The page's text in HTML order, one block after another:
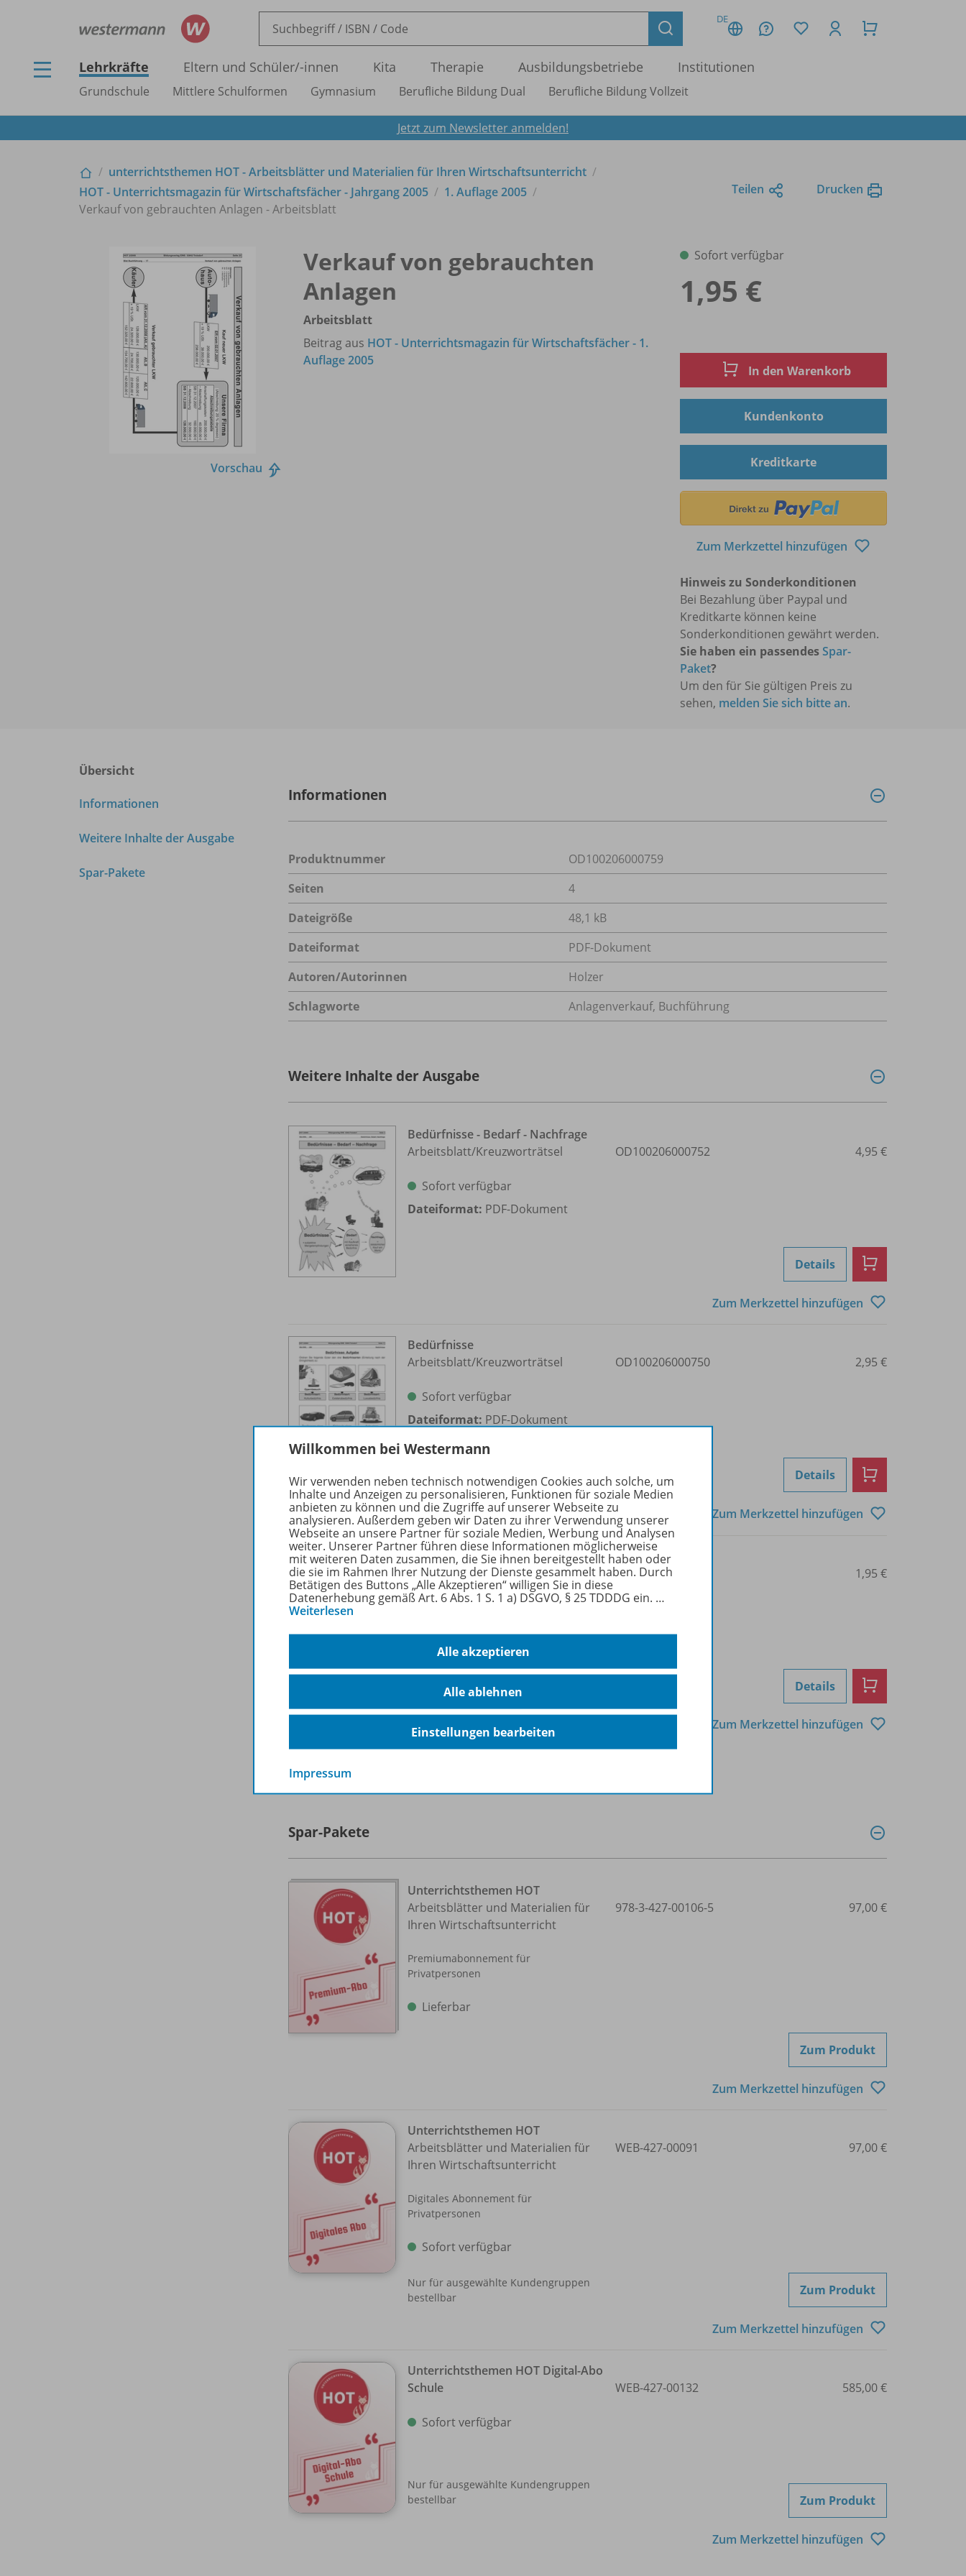
DE
Lehrkräfte Eltern und Schüler/-innen Kita Therapie Ausbildungsbetriebe Institutionen
Grundschule Mittlere Schulformen Gymnasium Berufliche Bildung Dual Berufliche Bildung Vollzeit
Jetzt zum Newsletter anmelden!
unterrichtsthemen HOT - Arbeitsblätter und Materialien für Ihren Wirtschaftsunterricht
HOT - Unterrichtsmagazin für Wirtschaftsfächer - Jahrgang 2005
1. Auflage 2005
Verkauf von gebrauchten Anlagen - Arbeitsblatt
Teilen Drucken
Vorschau
Verkauf von gebrauchten
Anlagen
Arbeitsblatt
Beitrag aus HOT - Unterrichtsmagazin für Wirtschaftsfächer - 1.
Auflage 2005
Sofort verfügbar
1,95 €
In den Warenkorb
Kundenkonto
Kreditkarte
Zum Merkzettel hinzufügen
Hinweis zu Sonderkonditionen
Bei Bezahlung über Paypal und
Kreditkarte können keine
Sonderkonditionen gewährt werden.
Sie haben ein passendesSpar-
Paket?
Um den für Sie gültigen Preis zu
sehen, melden Sie sich bitte an.
Übersicht
Informationen
Weitere Inhalte der Ausgabe
Spar-Pakete
Informationen
Produktnummer
OD100206000759
Seiten
4
Dateigröße
48,1 kB
Dateiformat
PDF-Dokument
Autoren/Autorinnen
Holzer
Schlagworte
Anlagenverkauf, Buchführung
Weitere Inhalte der Ausgabe
Bedürfnisse - Bedarf - Nachfrage
Arbeitsblatt/Kreuzworträtsel
Sofort verfügbar
Dateiformat: PDF-Dokument
OD100206000752 4,95 €
Details
Zum Merkzettel hinzufügen
Bedürfnisse
Arbeitsblatt/Kreuzworträtsel
Sofort verfügbar
Dateiformat: PDF-Dokument
OD100206000750 2,95 €
Details
Zum Merkzettel hinzufügen
Bedarfsarten und
Bedarfsermittlung
Arbeitsblatt
Dateiformat:PDF-Dokument
OD100206000754 1,95 €
Details
Zum Merkzettel hinzufügen
Spar-Pakete
Unterrichtsthemen HOT
Arbeitsblätter und Materialien für
Ihren Wirtschaftsunterricht
Premiumabonnement für
Privatpersonen
Lieferbar
978-3-427-00106-5 97,00 €
Zum Produkt
Zum Merkzettel hinzufügen
Unterrichtsthemen HOT
Arbeitsblätter und Materialien für
Ihren Wirtschaftsunterricht
Digitales Abonnement für
Privatpersonen
Sofort verfügbar
Nur für ausgewählte Kundengruppen
bestellbar
WEB-427-00091 97,00 €
Zum Produkt
Zum Merkzettel hinzufügen
Unterrichtsthemen HOT Digital-Abo
Schule
Sofort verfügbar
Nur für ausgewählte Kundengruppen
bestellbar
WEB-427-00132 585,00 €
Zum Produkt
Zum Merkzettel hinzufügen
Willkommen bei Westermann
Wir verwenden neben technisch notwendigen Cookies auch solche, um
Inhalte und Anzeigen zu personalisieren, Funktionen für soziale Medien
anbieten zu können und die Zugriffe auf unserer Webseite zu
analysieren. Außerdem geben wir Daten zu ihrer Verwendung unserer
Webseite an unsere Partner für soziale Medien, Werbung und Analysen
weiter. Unserer Partner führen diese Informationen möglicherweise
mit weiteren Daten zusammen, die Sie ihnen bereitgestellt haben oder
die sie im Rahmen Ihrer Nutzung der Dienste gesammelt haben. Durch
Betätigen des Buttons „Alle Akzeptieren“ willigen Sie in diese
Datenerhebung gemäß Art. 6 Abs. 1 S. 1 a) DSGVO, § 25 TDDDG ein. …
Weiterlesen
Alle akzeptieren
Alle ablehnen
Einstellungen bearbeiten
Impressum